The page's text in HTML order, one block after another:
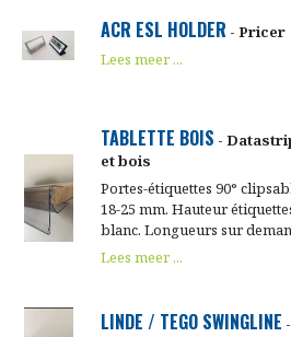
ACR ESL HOLDER - Pricer
Lees meer ...
TABLETTE BOIS -
et bois
Portes-étiquettes 90°
18-25 mm. Hauteur
blanc. Longueurs sur
Lees meer ...
LINDE / TEGO SWINGLINE